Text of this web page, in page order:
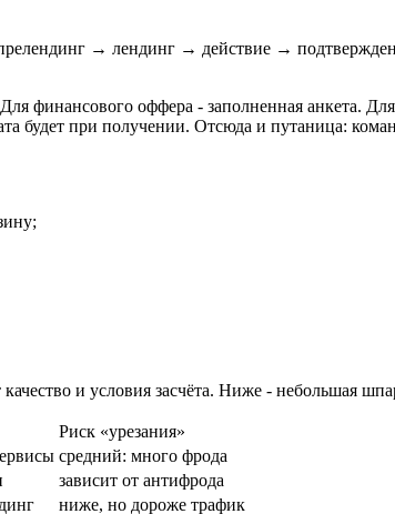
→ лендинг → действие →
финансового оффера - заполненная анкета.
будет при получении. Отсюда и путаница:
и условия засчёта. Ниже - небольшая
Риск «урезания»
средний: много фрода
зависит от антифрода
ниже, но дороже трафик